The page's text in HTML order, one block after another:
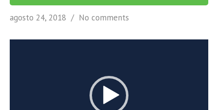
agosto 24, 2018 No comments